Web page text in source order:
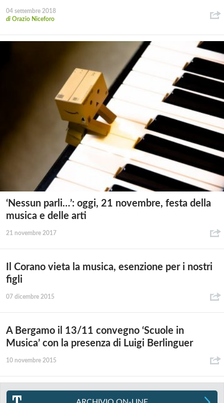
04 settembre 2018
di Orazio Niceforo
‘Nessun parli…’: oggi, 21 novembre, festa della
musica e delle arti
21 novembre 2017
Il Corano vieta la musica, esenzione per i nostri
figli
07 dicembre 2015
A Bergamo il 13/11 convegno ‘Scuole in
Musica’ con la presenza di Luigi Berlinguer
10 novembre 2015